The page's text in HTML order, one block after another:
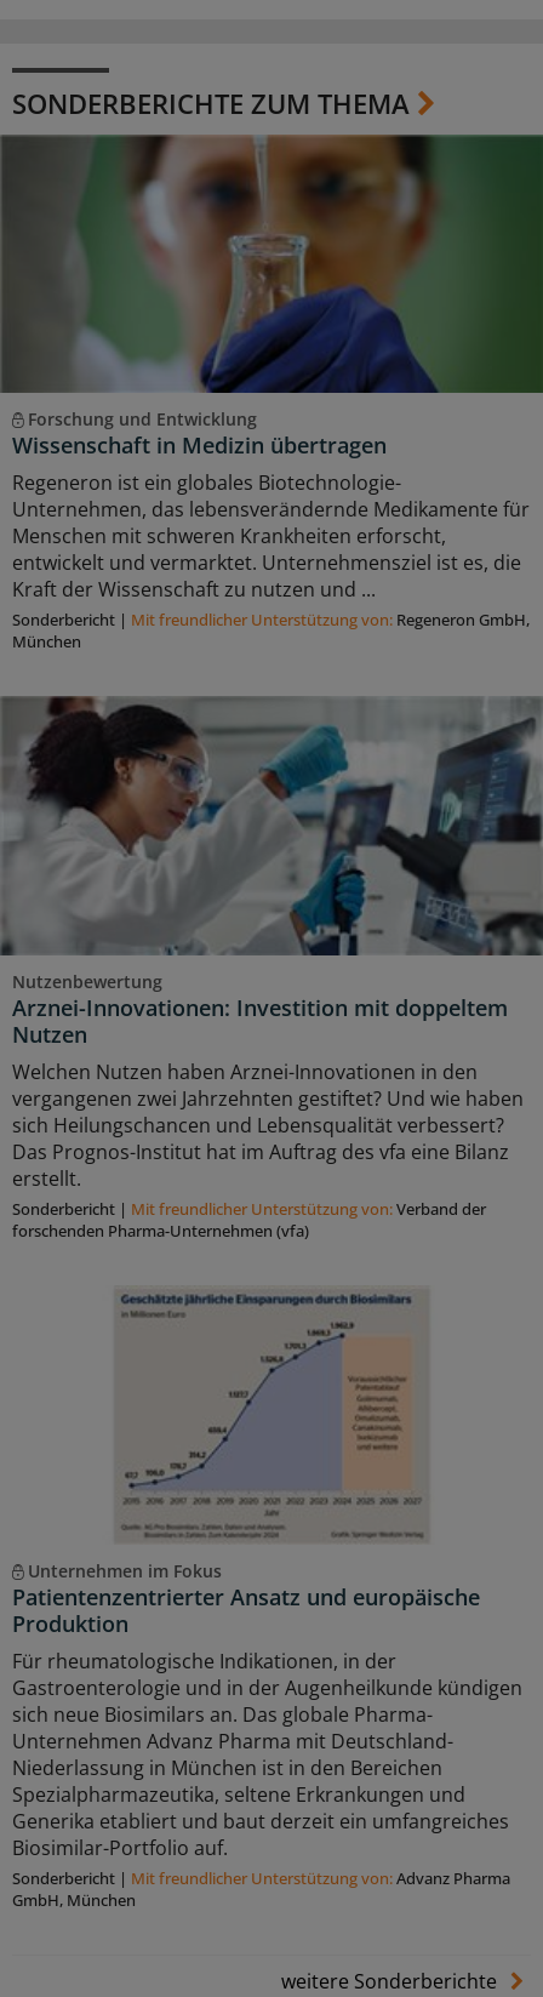
SONDERBERICHTE ZUM THEMA
Forschung und Entwicklung
Wissenschaft in Medizin übertragen
Regeneron ist ein globales Biotechnologie-
Unternehmen, das lebensverändernde Medikamente für
Menschen mit schweren Krankheiten erforscht,
entwickelt und vermarktet. Unternehmensziel ist es, die
Kraft der Wissenschaft zu nutzen und ...
Sonderbericht | Mit freundlicher Unterstützung von: Regeneron GmbH,
München
Nutzenbewertung
Arznei-Innovationen: Investition mit doppeltem
Nutzen
Welchen Nutzen haben Arznei-Innovationen in den
vergangenen zwei Jahrzehnten gestiftet? Und wie haben
sich Heilungschancen und Lebensqualität verbessert?
Das Prognos-Institut hat im Auftrag des vfa eine Bilanz
erstellt.
Sonderbericht | Mit freundlicher Unterstützung von:Verband der
forschenden Pharma-Unternehmen (vfa)
Unternehmen im Fokus
Patientenzentrierter Ansatz und europäische
Produktion
Für rheumatologische Indikationen, in der
Gastroenterologie und in der Augenheilkunde kündigen
sich neue Biosimilars an. Das globale Pharma-
Unternehmen Advanz Pharma mit Deutschland-
Niederlassung in München ist in den Bereichen
Spezialpharmazeutika, seltene Erkrankungen und
Generika etabliert und baut derzeit ein umfangreiches
Biosimilar-Portfolio auf.
Sonderbericht | Mit freundlicher Unterstützung von:Advanz Pharma
GmbH, München
weitere Sonderberichte